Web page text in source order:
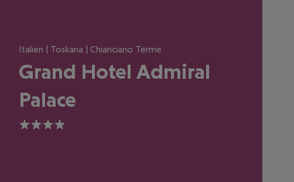
Italien | Toskana | Chianciano Terme
Grand Hotel Admiral
Palace
4